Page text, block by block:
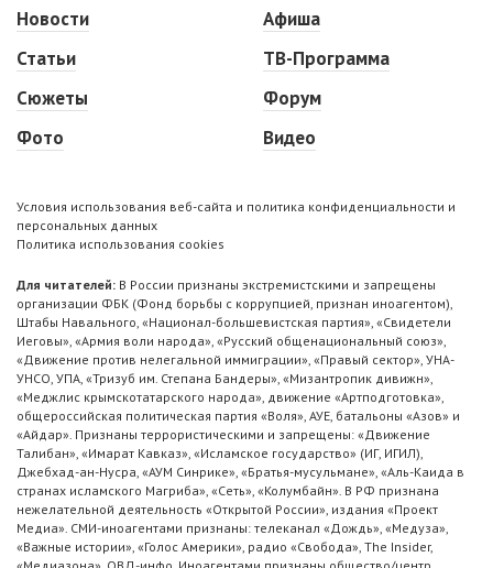
Новости
Статьи
Сюжеты
Фото
Афиша
ТВ-Программа
Форум
Видео
Условия использования веб-сайта и политика конфиденциальности и
персональных данных
Политика использования cookies
Для читателей: В России признаны экстремистскими и запрещены
организации ФБК (Фонд борьбы с коррупцией, признан иноагентом),
Штабы Навального, «Национал-большевистская партия», «Свидетели
Иеговы», «Армия воли народа», «Русский общенациональный союз»,
«Движение против нелегальной иммиграции», «Правый сектор», УНА-
УНСО, УПА, «Тризуб им. Степана Бандеры», «Мизантропик дивижн»,
«Меджлис крымскотатарского народа», движение «Артподготовка»,
общероссийская политическая партия «Воля», АУЕ, батальоны «Азов» и
«Айдар». Признаны террористическими и запрещены: «Движение
Талибан», «Имарат Кавказ», «Исламское государство» (ИГ, ИГИЛ),
Джебхад-ан-Нусра, «АУМ Синрике», «Братья-мусульмане», «Аль-Каида в
странах исламского Магриба», «Сеть», «Колумбайн». В РФ признана
нежелательной деятельность «Открытой России», издания «Проект
Медиа». СМИ-иноагентами признаны: телеканал «Дождь», «Медуза»,
«Важные истории», «Голос Америки», радио «Свобода», The Insider,
«Медиазона», ОВД-инфо. Иноагентами признаны общество/центр